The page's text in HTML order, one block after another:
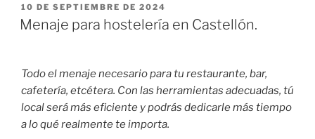
PUBLICADO
EL
10 DE SEPTIEMBRE DE 2024
Menaje para hostelería en Castellón.
Todo el menaje necesario para tu restaurante, bar,
cafetería, etcétera. Con las herramientas adecuadas, tú
local será más eficiente y podrás dedicarle más tiempo
a lo qué realmente te importa.